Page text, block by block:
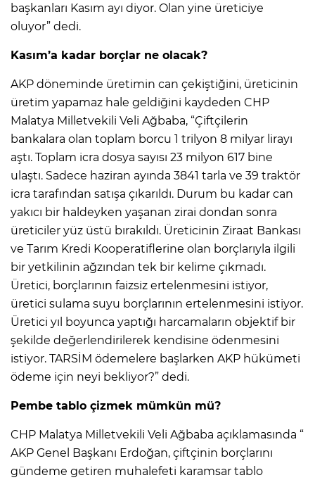
başkanları Kasım ayı diyor. Olan yine üreticiye
oluyor” dedi.
Kasım’a kadar borçlar ne olacak?
AKP döneminde üretimin can çekiştiğini, üreticinin
üretim yapamaz hale geldiğini kaydeden CHP
Malatya Milletvekili Veli Ağbaba, “Çiftçilerin
bankalara olan toplam borcu 1 trilyon 8 milyar lirayı
aştı. Toplam icra dosya sayısı 23 milyon 617 bine
ulaştı. Sadece haziran ayında 3841 tarla ve 39 traktör
icra tarafından satışa çıkarıldı. Durum bu kadar can
yakıcı bir haldeyken yaşanan zirai dondan sonra
üreticiler yüz üstü bırakıldı. Üreticinin Ziraat Bankası
ve Tarım Kredi Kooperatiflerine olan borçlarıyla ilgili
bir yetkilinin ağzından tek bir kelime çıkmadı.
Üretici, borçlarının faizsiz ertelenmesini istiyor,
üretici sulama suyu borçlarının ertelenmesini istiyor.
Üretici yıl boyunca yaptığı harcamaların objektif bir
şekilde değerlendirilerek kendisine ödenmesini
istiyor. TARSİM ödemelere başlarken AKP hükümeti
ödeme için neyi bekliyor?” dedi.
Pembe tablo çizmek mümkün mü?
CHP Malatya Milletvekili Veli Ağbaba açıklamasında “
AKP Genel Başkanı Erdoğan, çiftçinin borçlarını
gündeme getiren muhalefeti karamsar tablo